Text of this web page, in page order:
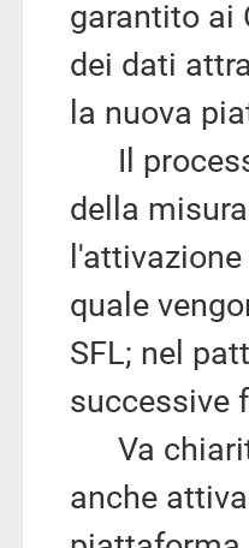
garantito ai
dei dati
la nuova
Il
della
quale
SFL; nel
successive
Va
anche